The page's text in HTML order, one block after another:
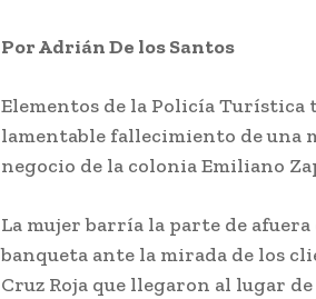
Por Adrián De los Santos
Elementos de la Policía
lamentable fallecimiento de una
negocio de la colonia Emiliano
La mujer barría la parte de
banqueta ante la mirada de los
Cruz Roja que llegaron al lugar